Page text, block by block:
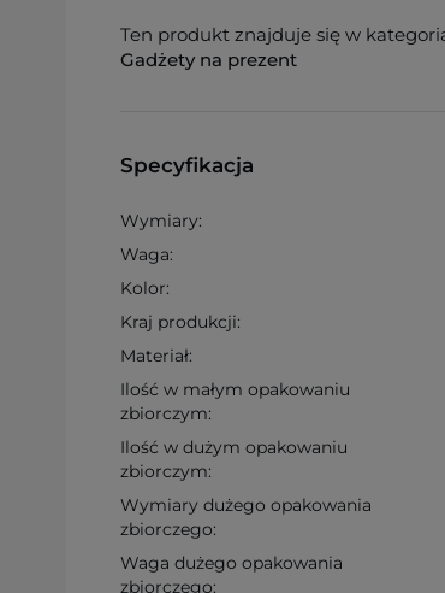
Ten produkt znajduje się w
Gadżety na prezent
Specyfikacja
Wymiary:
Waga:
Kolor:
Kraj produkcji:
Materiał:
Ilość w małym opakowaniu
zbiorczym:
Ilość w dużym opakowaniu
zbiorczym:
Wymiary dużego opakowania
zbiorczego:
Waga dużego opakowania
zbiorczego: